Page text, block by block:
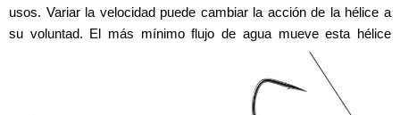
usos. Variar la velocidad puede cambiar la acción de la hélice a
su voluntad. El más mínimo flujo de agua mueve esta hélice